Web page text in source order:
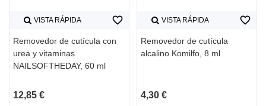
VISTA RÁPIDA
Removedor de cutícula con
urea y vitaminas
NAILSOFTHEDAY, 60 ml
12,85 €
favorite_border VISTA RÁPIDA
Removedor de cutícula
alcalino Komilfo, 8 ml
4,30 €
favorite_border